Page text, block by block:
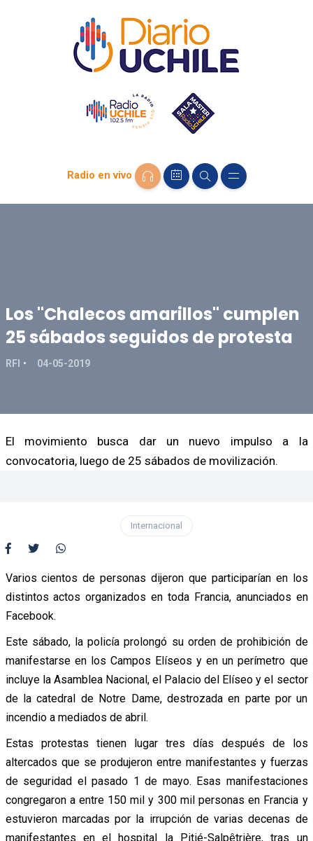
Radio en vivo
Los "Chalecos amarillos" cumplen
25 sábados seguidos de protesta
RFI 04-05-2019
El movimiento busca dar un nuevo impulso a la
convocatoria, luego de 25 sábados de movilización.
Internacional
Varios cientos de personas dijeron que participarían en los
distintos actos organizados en toda Francia, anunciados en
Facebook.
Este sábado, la policía prolongó su orden de prohibición de
manifestarse en los Campos Elíseos y en un perímetro que
incluye la Asamblea Nacional, el Palacio del Elíseo y el sector
de la catedral de Notre Dame, destrozada en parte por un
incendio a mediados de abril.
Estas protestas tienen lugar tres días después de los
altercados que se produjeron entre manifestantes y fuerzas
de seguridad el pasado 1 de mayo. Esas manifestaciones
congregaron a entre 150 mil y 300 mil personas en Francia y
estuvieron marcadas por la irrupción de varias decenas de
manifestantes en el hospital la Pitié-Salpêtrière, tras un